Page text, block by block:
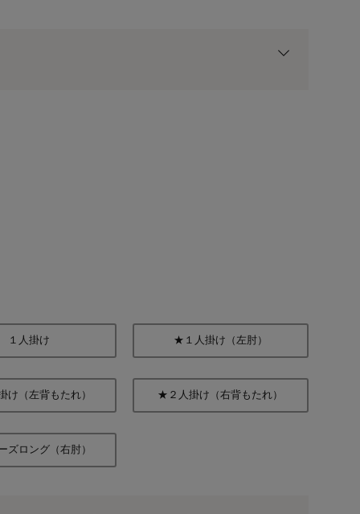
１人掛け ★１人掛け（左肘）
け（左背もたれ） ★２人掛け（右背もたれ）
ズロング（右肘）